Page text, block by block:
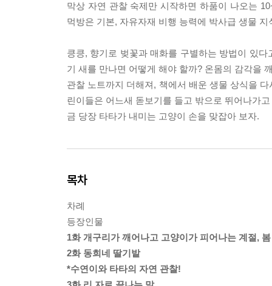
막상 자연 관찰 숙제만 시작하면 하품이 나오는
먹방은 기본, 자유자재 비행 능력에 박사급 생물
킁킁, 향기로 벚꽃과 매화를 구별하는 방법이 있
기 새를 만나면 어떻게 해야 할까? 온몸의 감각을
관찰 노트까지 더해져, 책에서 배운 생물 상식을
린이들은 어느새 돋보기를 들고 밖으로 뛰어나가
금 당장 타타가 내미는 고양이 손을 맞잡아 보자.
목차
차례
등장인물
1화 개구리가 깨어나고 고양이가 피어나는 계절, 봄
2화 동희네 딸기밭
*수연이와 타타의 자연 관찰!